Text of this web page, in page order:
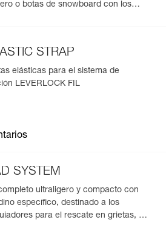
o botas de snowboard con los
STRAP
elásticas para el sistema de
LEVERLOCK FIL
SYSTEM
ultraligero y compacto con
específico, destinado a los
para el rescate en grietas, el